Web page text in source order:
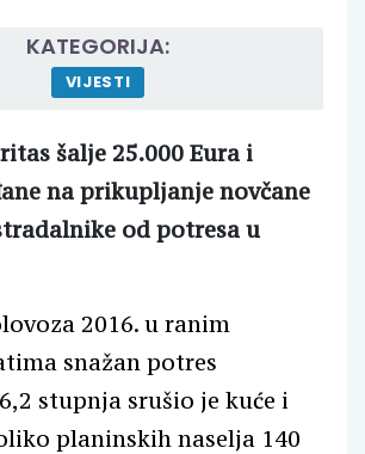
KATEGORIJA:
VIJESTI
šalje 25.000 Eura i
na prikupljanje novčane
od potresa u
2016. u ranim
snažan potres
stupnja srušio je kuće i
planinskih naselja 140